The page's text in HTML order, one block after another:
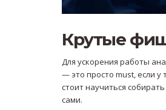
Крутые
Для ускорения работы
— это просто must, если у
стоит научиться
сами.